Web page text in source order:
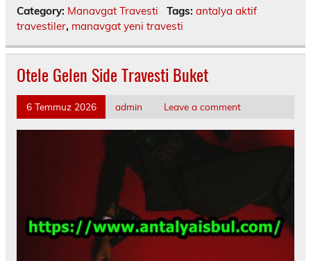
Category: Manavgat Travesti Tags: antalya aktif
travestiler, manavgat yeni travesti
Otele Gelen Side Travesti Buket
6 Temmuz 2026 admin Leave a comment